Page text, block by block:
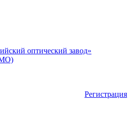
оптический завод»
Регистрация